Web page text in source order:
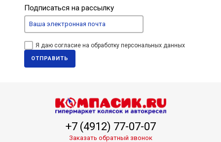
Подписаться на рассылку
Я даю согласие на обработку персональных данных
ОТПРАВИТЬ
+7 (4912) 77-07-07
Заказать обратный звонок